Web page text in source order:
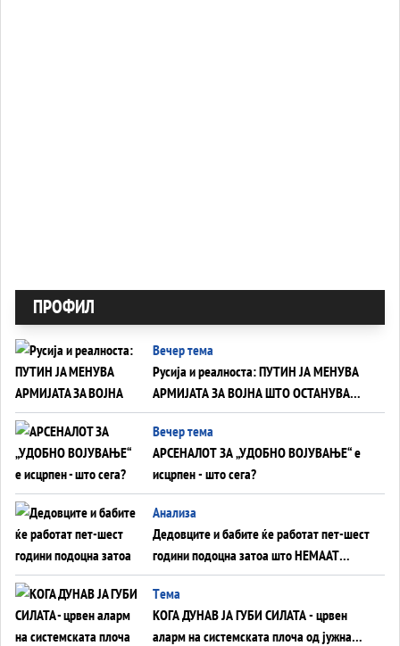
ПРОФИЛ
Вечер тема
Русија и реалноста: ПУТИН ЈА МЕНУВА
АРМИЈАТА ЗА ВОЈНА ШТО ОСТАНУВА
БЕЗ ФРОНТ
Вечер тема
АРСЕНАЛОТ ЗА „УДОБНО ВОЈУВАЊЕ“ е
исцрпен - што сега?
Анализа
Дедовците и бабите ќе работат пет-шест
години подоцна затоа што НЕМААТ
ВНУЦИ ДА ГИ ЗАМЕНАТ
Tема
КОГА ДУНАВ ЈА ГУБИ СИЛАТА - црвен
аларм на системската плоча од јужна